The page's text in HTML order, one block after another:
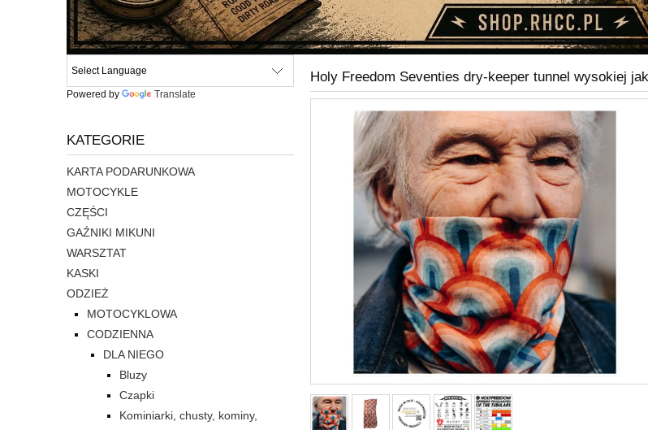
Powered by Translate
KATEGORIE
KARTA PODARUNKOWA
MOTOCYKLE
CZĘŚCI
GAŹNIKI MIKUNI
WARSZTAT
KASKI
ODZIEŻ
MOTOCYKLOWA
CODZIENNA
DLA NIEGO
Bluzy
Czapki
Kominiarki, chusty, kominy,
Holy Freedom Seventies dry-keeper tunnel wysokiej